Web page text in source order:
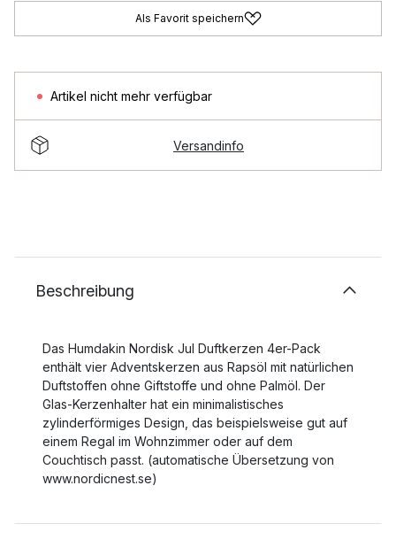
Als Favorit speichern
Artikel nicht mehr verfügbar
Versandinfo
Beschreibung
Das Humdakin Nordisk Jul Duftkerzen 4er-Pack
enthält vier Adventskerzen aus Rapsöl mit natürlichen
Duftstoffen ohne Giftstoffe und ohne Palmöl. Der
Glas-Kerzenhalter hat ein minimalistisches
zylinderförmiges Design, das beispielsweise gut auf
einem Regal im Wohnzimmer oder auf dem
Couchtisch passt. (automatische Übersetzung von
www.nordicnest.se)